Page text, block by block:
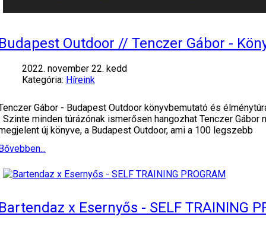
Outdoor // Tenczer Gábor -
2022. november 22. kedd
Kategória: Híreink
Gábor - Budapest Outdoor könyvbemutató és
minden túrázónak ismerősen hangozhat Tenczer
új könyve, a Budapest Outdoor, ami a 100 legszebb
x Esernyős - SELF TRAINING